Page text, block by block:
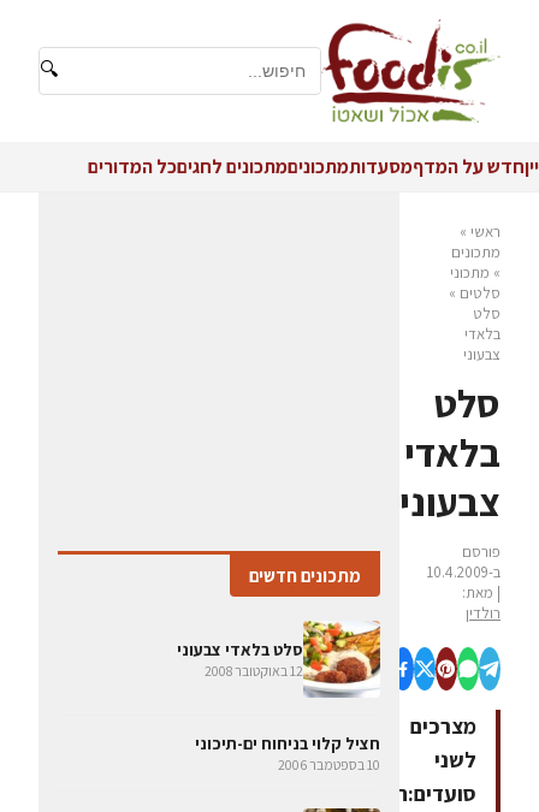
🔍
ייןחדש על המדףמסעדותמתכוניםמתכונים לחגיםכל המדורים
ראשי »
מתכונים
» מתכוני
סלטים »
סלט
בלאדי
צבעוני
סלט
בלאדי
צבעוני
פורסם
ב-10.4.2009
| מאת:
רולדין
מצרכים
לשני
סועדים:חציל
מתכונים חדשים
סלט בלאדי צבעוני
12 באוקטובר 2008
חציל קלוי בניחוח ים-תיכוני
10 בספטמבר 2006